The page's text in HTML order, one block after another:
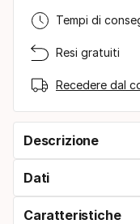
Tempi di
Resi gratuiti
Recedere dal
Descrizione
Dati
Caratteristiche